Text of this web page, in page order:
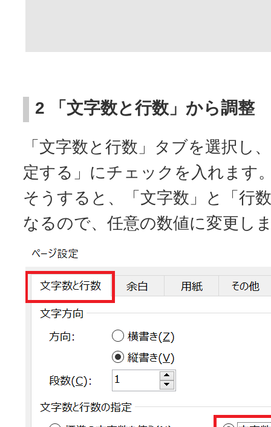
2 「文字数と行数」から調整
「文字数と行数」タブを選択し
定する」にチェックを入れます
そうすると、「文字数」と「行
なるので、任意の数値に変更し